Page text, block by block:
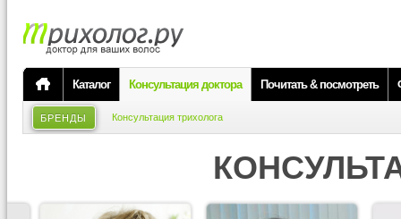
Каталог Консультация доктора Почитать & посмотреть
БРЕНДЫ Консультация трихолога